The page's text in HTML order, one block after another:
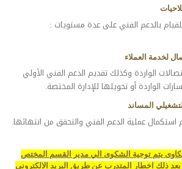
بالدعم الفني على عدة مستويات :
لخدمة العملاء
الواردة وكذلك تقديم الدعم الفني الأولي
الواردة أو تحويلها للإدارة المختصة.
المساند
عملية الدعم الفني والتحقق من انتهائها.
يتم توجية الشكوى الي مدير القسم المختص
ويتم بعد ذلك اخطار المتدرب عن طريق البريد الالكتروني